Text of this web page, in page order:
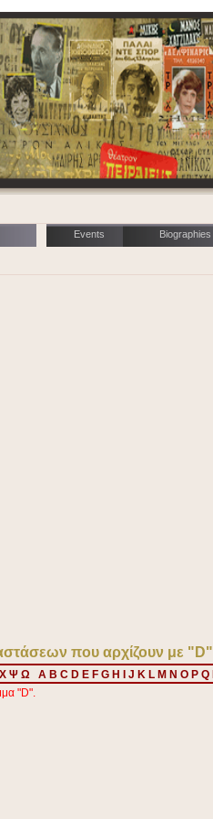
Events Biographies
που αρχίζουν με "D"
Χ Ψ Ω A B C D E F G H J K L M N O P Q
"D".